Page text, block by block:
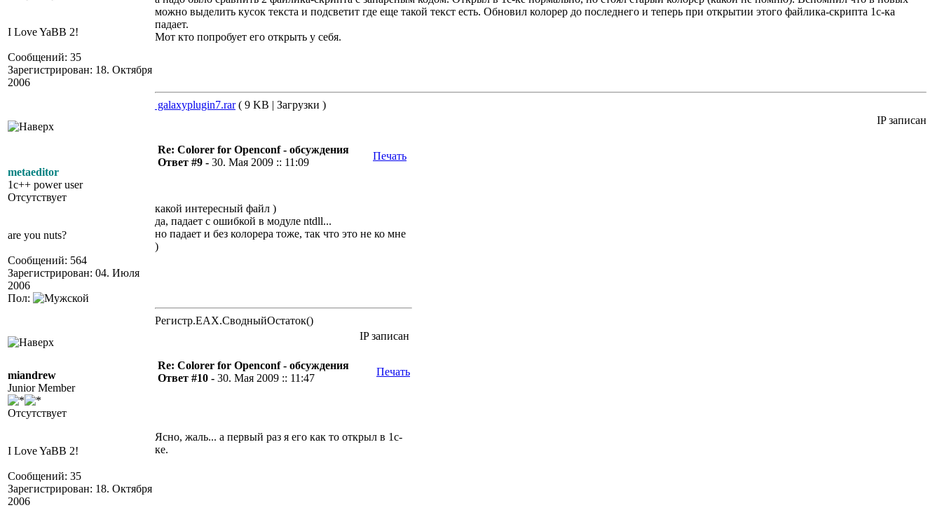
I Love YaBB 2!
Сообщений: 35
Зарегистрирован: 18. Октября
2006
можно выделить кусок текста и подсветит где еще такой текст есть. Обновил колорер до последнего и теперь при открытии этого файлика-скрипта 1с-ка
падает.
Мот кто попробует его открыть у себя.
galaxyplugin7.rar( 9 KB | Загрузки )
IP записан
metaeditor
1c++ power user
Отсутствует
are you nuts?
Сообщений: 564
Зарегистрирован: 04. Июля
2006
Пол:
Re: Colorer for Openconf - обсуждения
Ответ #9 - 30. Мая 2009 :: 11:09
Печать
какой интересный файл )
да, падает с ошибкой в модуле ntdll...
но падает и без колорера тоже, так что это не ко мне
)
Регистр.EAX.СводныйОстаток()
IP записан
miandrew
Junior Member
Отсутствует
I Love YaBB 2!
Сообщений: 35
Зарегистрирован: 18. Октября
2006
Re: Colorer for Openconf - обсуждения
Ответ #10 - 30. Мая 2009 :: 11:47
Печать
Ясно, жаль... а первый раз я его как то открыл в 1с-
ке.